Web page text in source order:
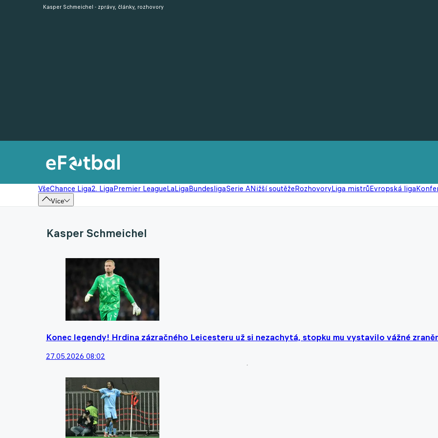
VšeChance Liga2. LigaPremier LeagueLaLigaBundesligaSerie ANižší soutěžeRozhovoryLiga mistrůEvropská liga
Více
Kasper Schmeichel - zprávy, články, rozhovory
Kasper Schmeichel
Konec legendy! Hrdina zázračného Leicesteru už si nezachytá, stopku mu vystavilo vážné
27.05.2026 08:02